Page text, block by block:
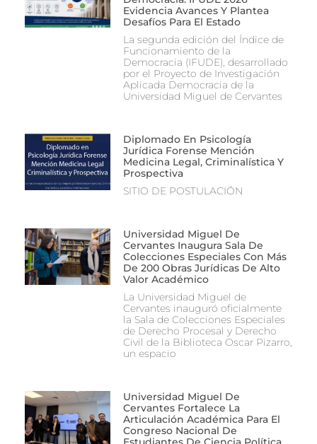
Evidencia Avances Y Plantea
Desafíos Para El Estado
La segunda edición del Índice de
Funcionamiento de la
Democracia (IFUDE), desarrollado
por el Proyecto de Investigación
Aplicada Democracia de la
Universidad Miguel de Cervantes
Diplomado En Psicología
Jurídica Forense Mención
Medicina Legal, Criminalística Y
Prospectiva
SITIO DE POSTULACIÓN
Universidad Miguel De
Cervantes Inaugura Sala De
Colecciones Especiales Con Más
De 200 Obras Jurídicas De Alto
Valor Académico
La Universidad Miguel de
Cervantes inauguró oficialmente
la Sala de Colecciones Especiales
de Derecho Procesal y Derecho
Civil de la Biblioteca Oscar Pizarro,
un espacio
Universidad Miguel De
Cervantes Fortalece La
Articulación Académica Para El
Congreso Nacional De